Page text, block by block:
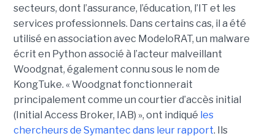
secteurs, dont l’assurance, l’éducation, l’IT et les
services professionnels. Dans certains cas, il a été
utilisé en association avec ModeloRAT, un malware
écrit en Python associé à l’acteur malveillant
Woodgnat, également connu sous le nom de
KongTuke. « Woodgnat fonctionnerait
principalement comme un courtier d’accès initial
(Initial Access Broker, IAB) », ont indiqué les
chercheurs de Symantec dans leur rapport. Ils